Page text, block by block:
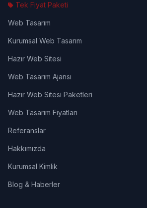
Tek Fiyat Paketi
Web Tasarım
Kurumsal Web Tasarım
Hazır Web Sitesi
Web Tasarım Ajansı
Hazır Web Sitesi Paketleri
Web Tasarım Fiyatları
Referanslar
Hakkımızda
Kurumsal Kimlik
Blog & Haberler